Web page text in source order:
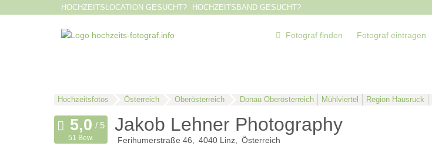
HOCHZEITSLOCATION GESUCHT? HOCHZEITSBAND GESUCHT?
Fotograf finden Fotograf eintragen
Hochzeitsfotos Österreich Oberösterreich Donau Oberösterreich Mühlviertel Region Hausruck
Jakob Lehner Photography
Ferihumerstraße 46 4040 Linz Österreich
51 Bew.